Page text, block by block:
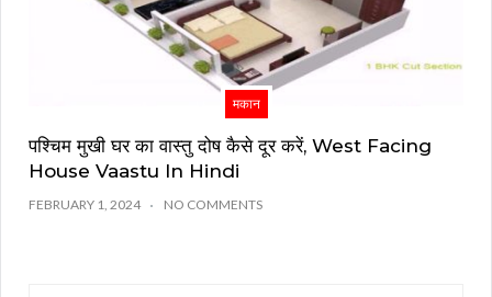
मकान
पश्चिम मुखी घर का वास्तु दोष कैसे दूर करें, West Facing
House Vaastu In Hindi
FEBRUARY 1, 2024 NO COMMENTS